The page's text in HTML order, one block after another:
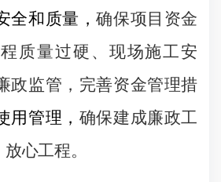
全和质量，确保项目资金
质量过硬、现场施工安
政监管，完善资金管理措
用管理， 确保建成廉政工
心工程。